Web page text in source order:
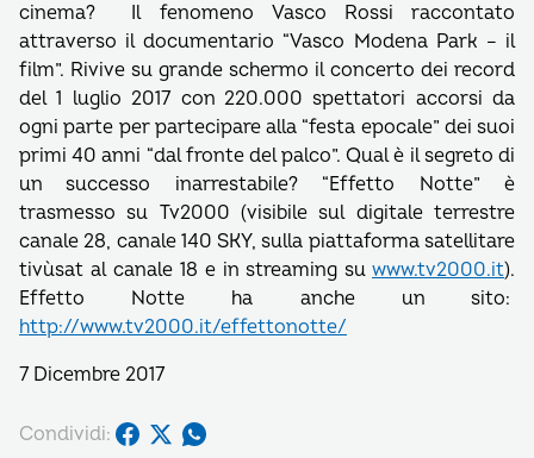
cinema? Il fenomeno Vasco Rossi raccontato
attraverso il documentario “Vasco Modena Park – il
film”. Rivive su grande schermo il concerto dei record
del 1 luglio 2017 con 220.000 spettatori accorsi da
ogni parte per partecipare alla “festa epocale” dei suoi
primi 40 anni “dal fronte del palco”. Qual è il segreto di
un successo inarrestabile? “Effetto Notte” è
trasmesso su Tv2000 (visibile sul digitale terrestre
canale 28, canale 140 SKY, sulla piattaforma satellitare
tivùsat al canale 18 e in streaming su www.tv2000.it).
Effetto Notte ha anche un sito:
http://www.tv2000.it/effettonotte/
7 Dicembre 2017
Condividi: